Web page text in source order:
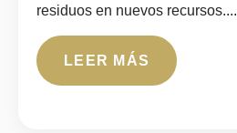
residuos en nuevos recursos....
LEER MÁS